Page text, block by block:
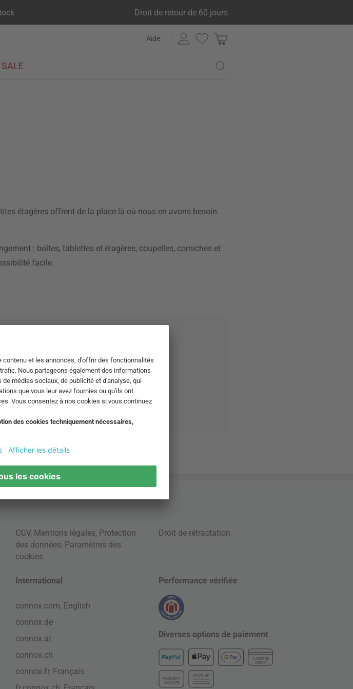
Droit de retour de 60 jours
Aide
SALE
étagères offrent de la place là où nous en avons besoin.
: boîtes, tablettes et étagères, coupelles, corniches et
facile.
CGV, Mentions légales, Protection
des données, Paramètres des
cookies
Droit de rétractation
International
connox.com, English
connox.de
connox.at
connox.ch
connox.fr, Français
Performance vérifiée
Diverses options de paiement
CARTE DE
CRÉDIT
PAIEMENT
ANTICIPÉ
FACTURE